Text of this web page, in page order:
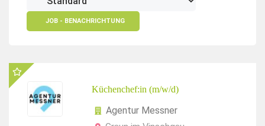
JOB - BENACHRICHTUNG
Küchenchef:in (m/w/d)
Agentur Messner